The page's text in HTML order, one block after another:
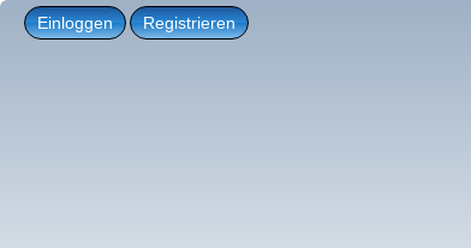
Einloggen Registrieren